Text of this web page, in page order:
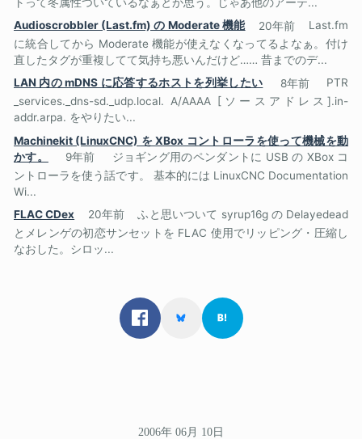
Audioscrobbler (Last.fm) の Moderate 機能
20年前
Last.fm
に統合してから Moderate 機能が使えなくなってるよなぁ。付け
直したタグが重複してて気持ち悪いんだけど…… 昔までのデ...
LAN 内の mDNS に応答するホストを列挙したい
8年前
PTR
_services._dns-sd._udp.local. A/AAAA [ソースアドレス].in-
addr.arpa. をやりたい...
Machinekit (LinuxCNC) を XBox コントローラを使って機械を動
かす。
9年前
ジョギング用のペンダントに USB の XBox コ
ントローラを使う話です。 基本的には LinuxCNC Documentation
Wi...
FLAC CDex
20年前
ふと思いついて syrup16g の Delayedead
とメレンゲの初恋サンセットを FLAC 使用でリッピング・圧縮し
なおした。シロッ...
2006年 06月 10日